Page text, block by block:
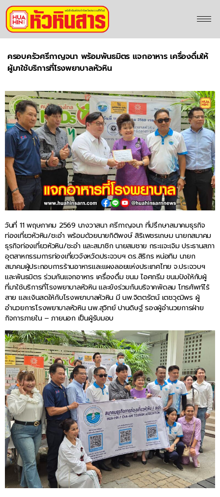
ครอบครัวศรีกาญจนา พร้อมพันธมิตร แจกอาหาร เครื่องดื่มให้
ผู้มาใช้บริการที่โรงพยาบาลหัวหิน
วันที่ 11 พฤษภาคม 2569 นางวาสนา ศรีกาญจนา ที่ปรึกษาสมาคมธุรกิจ
ท่องเที่ยวหัวหิน/ชะอำ พร้อมด้วยนายกิติพงษ์ สิริเพชรเกษม นายกสมาคม
ธุรกิจท่องเที่ยวหัวหิน/ชะอำ และสมาชิก นายสมชาย กระแจะเจิม ประธานสภา
อุตสาหกรรมการท่องเที่ยวจังหวัดประจวบฯ ดร.สิริกร หน่อทิม นายก
สมาคมผู้ประกอบการร้านอาหารและแผงลอยแห่งประเทศไทย จ.ประจวบฯ
และพันธมิตร ร่วมกันแจกอาหาร เครื่องดื่ม ขนม ไอศกรีม ขนมปังให้กับผู้
ที่มาใช้บริการที่โรงพยาบาลหัวหิน และยังร่วมกันบริจาคพัดลม โทรศัพท์ไร้
สาย และเงินสดให้กับโรงพยาบาลหัวหิน มี นพ.จิตตรัตน์ เตชวุฒิพร ผู้
อำนวยการโรงพยาบาลหัวหิน นพ.สุวิทย์ ปานดิษฐ์ รองผู้อำนวยการฝ่าย
กิจการภายใน – ภายนอก เป็นผู้รับมอบ